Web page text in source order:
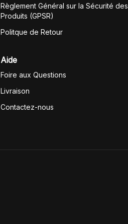
Règlement Général sur la Sécurité des
Produits (GPSR)
Politque de Retour
Aide
Foire aux Questions
Livraison
Contactez-nous